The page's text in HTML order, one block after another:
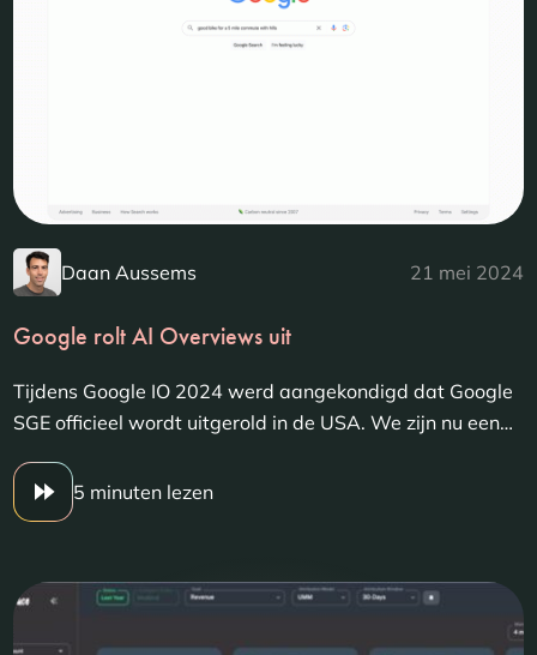
Daan Aussems 21 mei 2024
Google rolt AI Overviews uit
Tijdens Google IO 2024 werd aangekondigd dat Google
SGE officieel wordt uitgerold in de USA. We zijn nu een…
5 minuten lezen